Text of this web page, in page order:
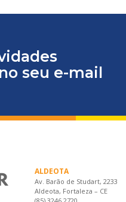
seu e-mail
ALDEOTA
Av. Barão de Studart, 2233
Aldeota, Fortaleza – CE
(85) 3246.2720